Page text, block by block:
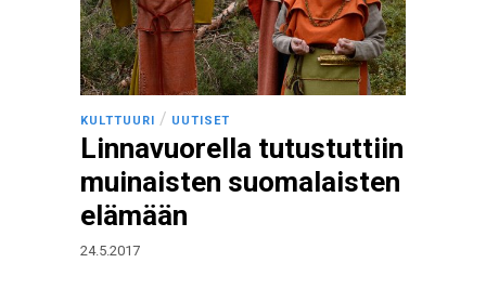
KULTTUURI / UUTISET
Linnavuorella tutustuttiin
muinaisten suomalaisten
elämään
24.5.2017